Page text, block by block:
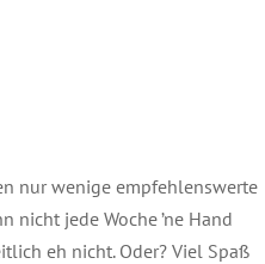
nur wenige empfehlenswerte
jede Woche ’ne Hand
eh nicht. Oder? Viel Spaß